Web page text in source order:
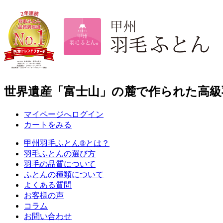
世界遺産「富士山」の麓で作られた高
マイページへログイン
カートをみる
甲州羽毛ふとん®とは？
羽毛ふとんの選び方
羽毛の品質について
ふとんの種類について
よくある質問
お客様の声
コラム
お問い合わせ